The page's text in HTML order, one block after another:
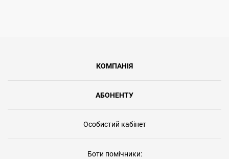
КОМПАНІЯ
АБОНЕНТУ
Особистий кабінет
Боти помічники: